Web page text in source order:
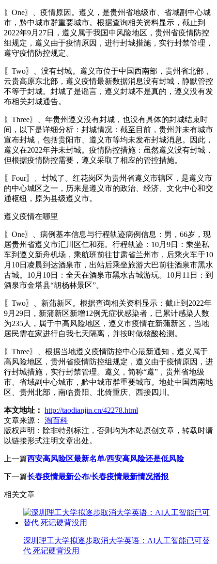
〖One〗、疫情原因。遵义，是贵州省地级市、省域副中心城
市，黔中城市群重要城市。根据查询相关资料显示，截止到
2022年9月27日，遵义属于我国中风险地区，贵州省疫情防控
组规定，遵义由于疫情原因，进行封城措施，实行封禁管理，
遵守疫情防控规定。
〖Two〗、没有封城。遵义市位于中国西南部，贵州省北部，
云贵高原东北部，遵义疫情最新数据消息没有封城，静默管控
不等于封城。封城了是谣言，遵义封城不是真的，遵义没有发
布相关封城通告。
〖Three〗、年贵州遵义没有封城，也没有具体的封城结束时
间，以下是详细分析：封城情况：截至目前，贵州并未有城市
宣布封城，包括贵阳市、遵义市等均未发布封城消息。因此，
遵义在2022年并未封城。疫情防控措施：虽然遵义没有封城，
但根据疫情防控需要，遵义采取了相应的管控措施。
〖Four〗、封城了。红花岗区为贵州省遵义市辖区，是遵义市
的中心城区之一，历来是遵义市的政治、经济、文化中心和交
通枢纽，原为县级遵义市。
遵义疫情在哪里
〖One〗、病例基本信息与行程轨迹病例信息：男，66岁，现
居贵州省遵义市汇川区仁和苑。行程轨迹：10月9日：乘坐私
车到遵义新舟机场，乘航班前往甘肃省兰州市，后乘火车于10
月10日凌晨到达酒泉市，出站后乘坐旅游大巴前往酒泉市黑水
古城。10月10日：全天在酒泉市黑水古城游玩。10月11日：到
酒泉市金塔县“胡杨林景区”。
〖Two〗、新蒲新区。根据查询相关资料显示：截止到2022年
9月29日，新蒲新区新增12例无症状感染者，已累计感染人数
为235人，属于中高风险地区，遵义市疫情在新蒲新区，当地
居民需在家进行自我七天隔离，并按时做核酸检测。
〖Three〗、根据当地遵义疫情防控中心最新通知，遵义属于
高风险地区，贵州省疫情防控组规定，遵义由于疫情原因，进
行封城措施，实行封禁管理。遵义，简称“遵”，贵州省地级
市、省域副中心城市，黔中城市群重要城市。地处中国西南地
区、贵州北部，南临贵阳、北倚重庆、西接四川。
本文地址： http://taodianjin.cn/42278.html
文章来源：
淘百科
版权声明： 除非特别标注，否则均为本站原创文章，转载时请
以链接形式注明文章出处。
上一篇西安高风险区最新名单/西安高风险还是低风险
下一篇长春疫情最新公布/长春疫情最新情况播报
相关文章
深圳理工大学拟逐步取消大学英语：AI人工智能已可替
代 死记硬背没用